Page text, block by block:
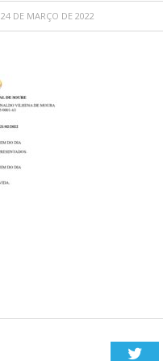
24 DE MARÇO DE 2022